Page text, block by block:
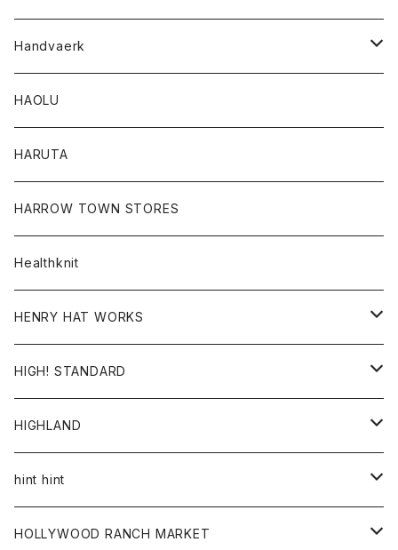
アウター
カーディガン
コート
トップス
シャツ
スウェット
レディース
カーディガン
コート
ボトム
パンツ
Handvaerk
トップス
Tシャツ
ロンTEE
HAOLU
HARUTA
HARROW TOWN STORES
Healthknit
HENRY HAT WORKS
帽子
HIGH! STANDARD
アウター
ジャケット
トップス
シャツ
ボトム
HIGHLAND
帽子
hint hint
ストール
HOLLYWOOD RANCH MARKET